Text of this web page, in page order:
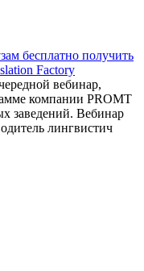
бесплатно получить
Factory
вебинар,
компании PROMT
заведений. Вебинар
лингвистич